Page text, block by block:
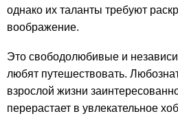
однако их таланты требуют
воображение.
Это свободолюбивые и
любят путешествовать.
взрослой жизни
перерастает в увлекательное